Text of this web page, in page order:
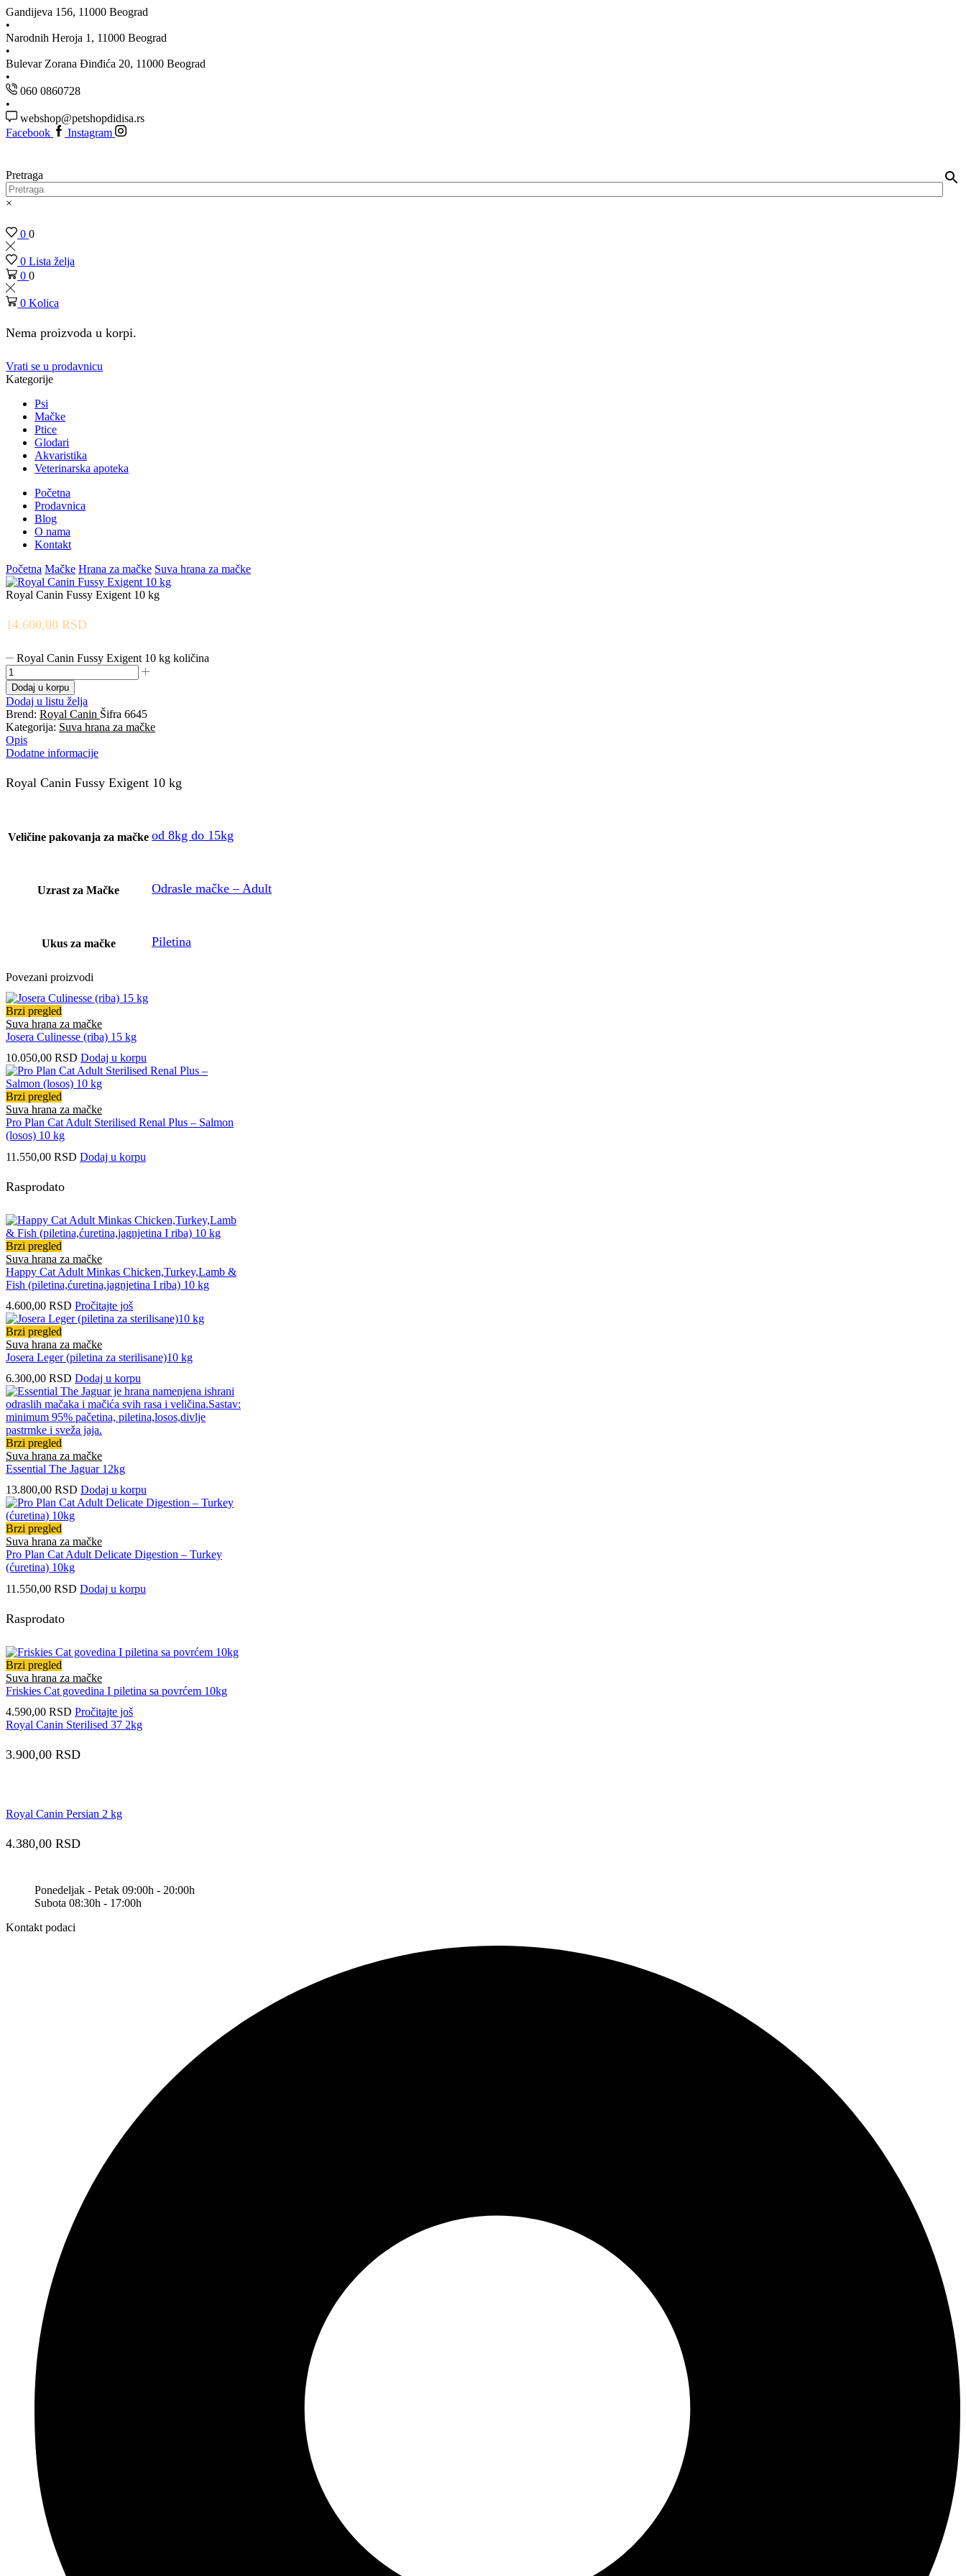
Gandijeva 156, 11000 Beograd
Narodnih Heroja 1, 11000 Beograd
Bulevar Zorana Đinđića 20, 11000 Beograd
060 0860728
webshop@petshopdidisa.rs
Facebook
Instagram
Pretraga
×
0 0
0 Lista želja
0 0
0 Kolica
Nema proizvoda u korpi.
Vrati se u prodavnicu
Kategorije
Psi
Mačke
Ptice
Glodari
Akvaristika
Veterinarska apoteka
Početna
Prodavnica
Blog
O nama
Kontakt
Početna Mačke Hrana za mačke Suva hrana za mačke
Royal Canin Fussy Exigent 10 kg
14.600,00 RSD
Royal Canin Fussy Exigent 10 kg količina
Dodaj u korpu
Dodaj u listu želja
Brend: Royal Canin Šifra 6645
Kategorija: Suva hrana za mačke
Opis
Dodatne informacije
Royal Canin Fussy Exigent 10 kg
Veličine pakovanja za mačke od 8kg do 15kg
Uzrast za Mačke Odrasle mačke – Adult
Ukus za mačke Piletina
Povezani proizvodi
Brzi pregled
Suva hrana za mačke
Josera Culinesse (riba) 15 kg
10.050,00 RSD Dodaj u korpu
Brzi pregled
Suva hrana za mačke
Pro Plan Cat Adult Sterilised Renal Plus – Salmon
(losos) 10 kg
11.550,00 RSD Dodaj u korpu
Rasprodato
Brzi pregled
Suva hrana za mačke
Happy Cat Adult Minkas Chicken,Turkey,Lamb &
Fish (piletina,ćuretina,jagnjetina I riba) 10 kg
4.600,00 RSD Pročitajte još
Brzi pregled
Suva hrana za mačke
Josera Leger (piletina za sterilisane)10 kg
6.300,00 RSD Dodaj u korpu
Brzi pregled
Suva hrana za mačke
Essential The Jaguar 12kg
13.800,00 RSD Dodaj u korpu
Brzi pregled
Suva hrana za mačke
Pro Plan Cat Adult Delicate Digestion – Turkey
(ćuretina) 10kg
11.550,00 RSD Dodaj u korpu
Rasprodato
Brzi pregled
Suva hrana za mačke
Friskies Cat govedina I piletina sa povrćem 10kg
4.590,00 RSD Pročitajte još
Royal Canin Sterilised 37 2kg
3.900,00 RSD
Royal Canin Persian 2 kg
4.380,00 RSD
Ponedeljak - Petak 09:00h - 20:00h
Subota 08:30h - 17:00h
Kontakt podaci